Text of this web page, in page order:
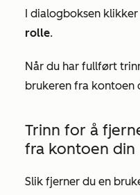
I dialogboksen
rolle.
Når du har fullført
brukeren fra kontoen
Trinn for å
fra kontoen din
Slik fjerner du en